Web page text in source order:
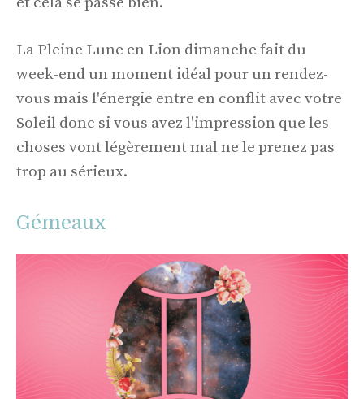
La Pleine Lune en Lion dimanche fait du
week-end un moment idéal pour un rendez-
vous mais l'énergie entre en conflit avec votre
Soleil donc si vous avez l'impression que les
choses vont légèrement mal ne le prenez pas
trop au sérieux.
Gémeaux